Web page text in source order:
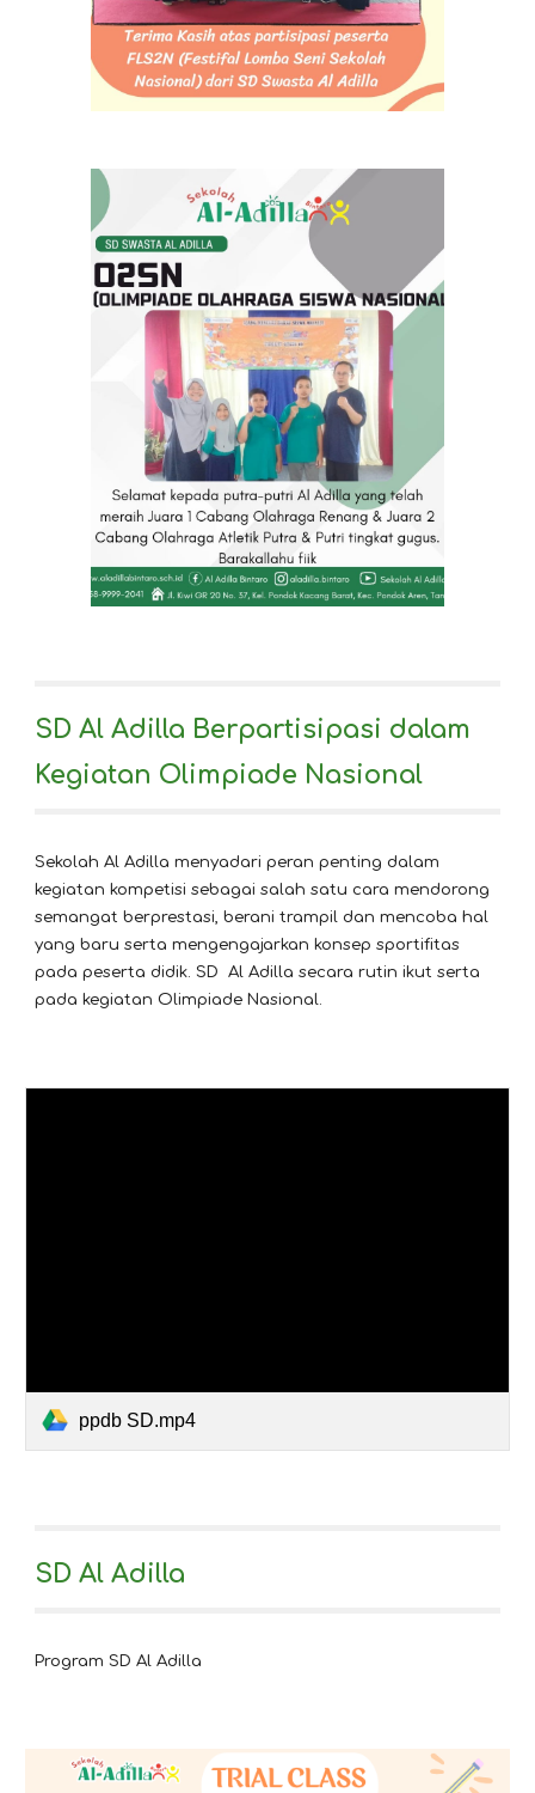
SD Al Adilla Berpartisipasi dalam
Kegiatan Olimpiade Nasional
Sekolah Al Adilla menyadari peran penting dalam
kegiatan kompetisi sebagai salah satu cara mendorong
semangat berprestasi, berani trampil dan mencoba hal
yang baru serta mengengajarkan konsep sportifitas
pada peserta didik. SD Al Adilla secara rutin ikut serta
pada kegiatan Olimpiade Nasional.
ppdb SD.mp4
SD Al Adilla
Program SD Al Adilla